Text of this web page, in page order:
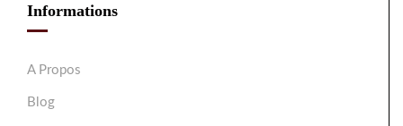
Informations
A Propos
Blog